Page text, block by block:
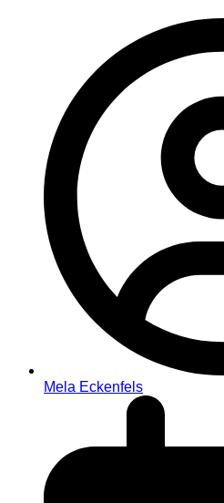
Mela Eckenfels